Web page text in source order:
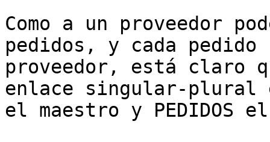
Como a un proveedor
pedidos, y cada
proveedor, está claro
enlace singular-plural en
el maestro y PEDIDOS